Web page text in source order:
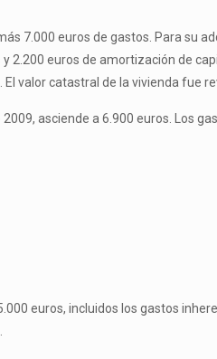
7.000 euros de gastos. Para su
2.200 euros de amortización de
valor catastral de la vivienda fue
asciende a 6.900 euros. Los
euros, incluidos los gastos